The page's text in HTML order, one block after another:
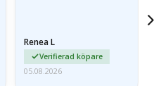
Renea L
Verifierad köpare
05.08.2026